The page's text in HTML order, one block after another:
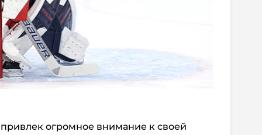
привлек огромное внимание к своей